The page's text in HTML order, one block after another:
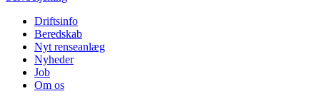
Driftsinfo
Beredskab
Nyt renseanlæg
Nyheder
Job
Om os